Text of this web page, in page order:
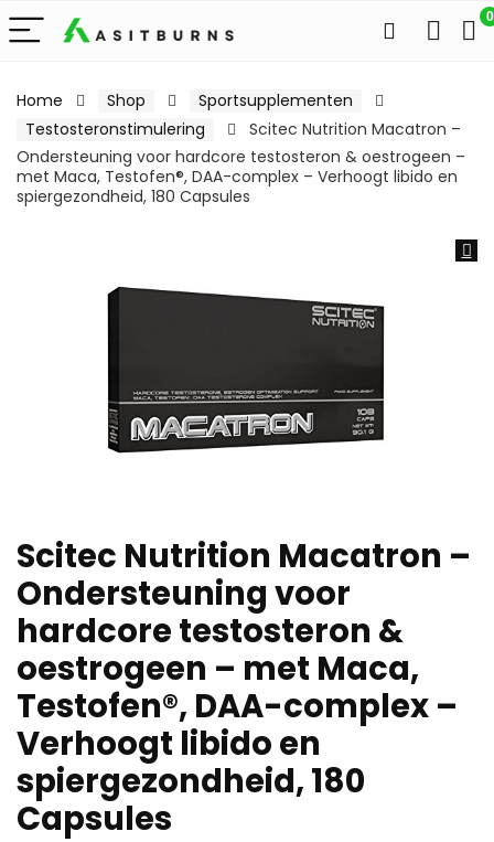
0
Home Shop
Sportsupplementen
Testosteronstimulering
Scitec Nutrition Macatron –
Ondersteuning voor hardcore testosteron & oestrogeen –
met Maca, Testofen®, DAA-complex – Verhoogt libido en
spiergezondheid, 180 Capsules
Scitec Nutrition Macatron –
Ondersteuning voor
hardcore testosteron &
oestrogeen – met Maca,
Testofen®, DAA-complex –
Verhoogt libido en
spiergezondheid, 180
Capsules